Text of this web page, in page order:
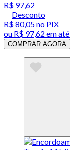
R$ 97,62
Desconto
R$ 80,05no PIX
ou R$ 97,62 em até
COMPRAR AGORA